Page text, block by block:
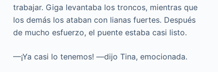
trabajar. Giga levantaba los troncos, mientras que
los demás los ataban con lianas fuertes. Después
de mucho esfuerzo, el puente estaba casi listo.
—¡Ya casi lo tenemos! —dijo Tina, emocionada.